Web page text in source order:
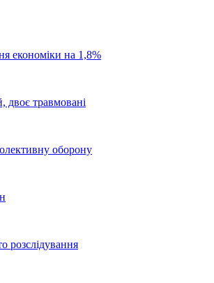
економіки на 1,8%
двоє травмовані
оборону
розслідування